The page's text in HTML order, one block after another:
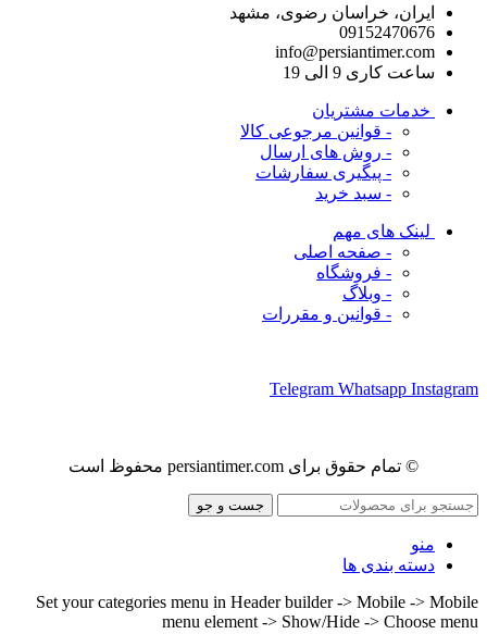
ایران، خراسان رضوی، مشهد
09152470676
info@persiantimer.com
ساعت کاری 9 الی 19
خدمات مشتریان
- قوانین مرجوعی کالا
- روش های ارسال
- پیگیری سفارشات
- سبد خرید
لینک های مهم
- صفحه اصلی
- فروشگاه
- وبلاگ
- قوانین و مقررات
Telegram Whatsapp Instagram
© تمام حقوق برای persiantimer.com محفوظ است
جست و جو
منو
دسته بندی ها
Set your categories menu in Header builder -> Mobile -> Mobile
menu element -> Show/Hide -> Choose menu